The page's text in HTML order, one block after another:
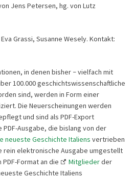
Jens Petersen, hg. von Lutz
Grassi, Susanne Wesely. Kontakt:
in denen bisher – vielfach mit
100.000 geschichtswissenschaftliche
sind, werden in Form einer
Die Neuerscheinungen werden
und sind als PDF-Export
Ausgabe, die bislang von der
neueste Geschichte Italiens vertrieben
rein elektronische Ausgabe umgestellt
Format an die
Mitgliederder
Geschichte Italiens